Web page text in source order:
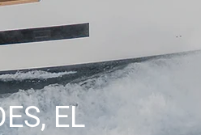
EL